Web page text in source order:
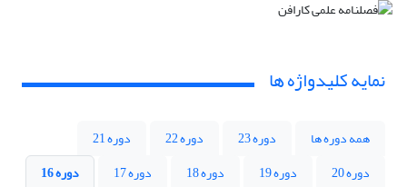
نمایه کلیدواژه ها
همه دوره ها دوره 23 دوره 22
دوره 21
دوره 20
دوره 19 دوره 18 دوره 17
دوره 16